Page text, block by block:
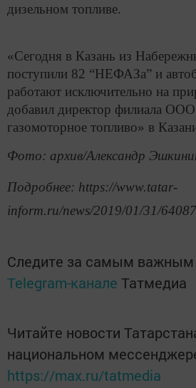
дизельном топливе.
«Сегодня в Казань из
поступили 82 “НЕФАЗа” и
работают исключительно на
добавил директор филиала
газомоторное топливо» в
Фото: архив/Александр
Подробнее: https://www.tatar-
inform.ru/news/2019/01/31/
Следите за самым важным
Telegram-канале Татмедиа
Читайте новости
национальном
https://max.ru/tatmedia